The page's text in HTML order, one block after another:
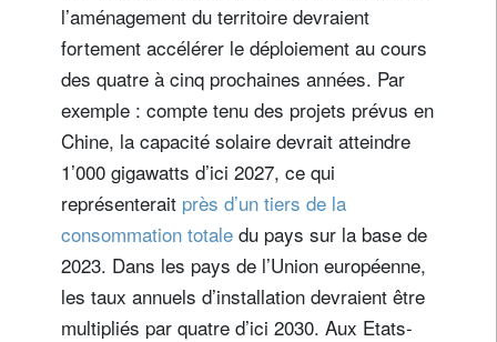
l’aménagement du territoire devraient
fortement accélérer le déploiement au cours
des quatre à cinq prochaines années. Par
exemple : compte tenu des projets prévus en
Chine, la capacité solaire devrait atteindre
1’000 gigawatts d’ici 2027, ce qui
représenterait près d’un tiers de la
consommation totale du pays sur la base de
2023. Dans les pays de l’Union européenne,
les taux annuels d’installation devraient être
multipliés par quatre d’ici 2030. Aux Etats-